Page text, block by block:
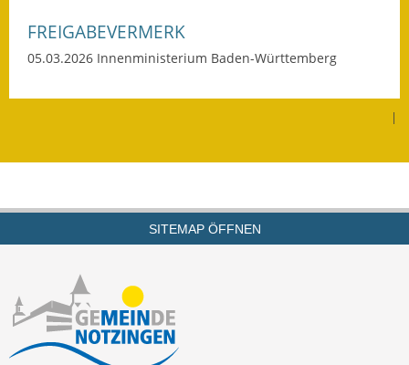
FREIGABEVERMERK
05.03.2026 Innenministerium Baden-Württemberg
|
SITEMAP ÖFFNEN